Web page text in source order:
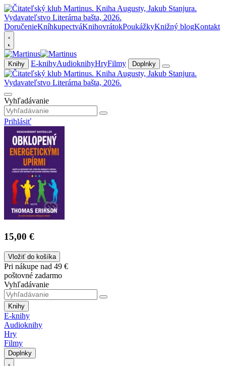
DoručenieKníhkupectváKnihovrátokPoukážkyKnižný blogKontakt
Knihy E-knihyAudioknihyHryFilmy Doplnky
Vyhľadávanie
Prihlásiť
15,00 €
Vložiť do košíka
Pri nákupe nad 49 €
poštovné zadarmo
Vyhľadávanie
Knihy
E-knihy
Audioknihy
Hry
Filmy
Doplnky